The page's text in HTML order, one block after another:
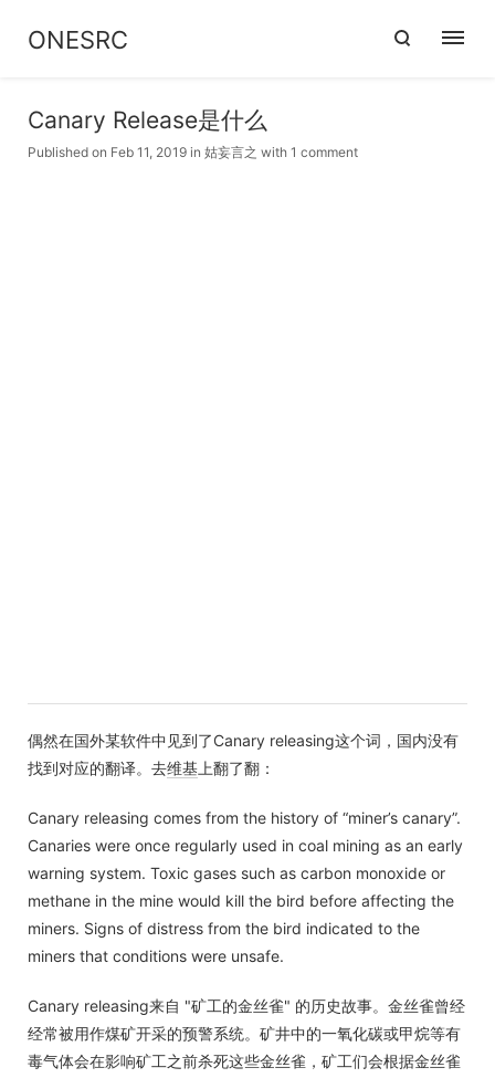
ONESRC
Canary Release是什么
Published on Feb 11, 2019 in 姑妄言之 with 1 comment
偶然在国外某软件中见到了Canary releasing这个词，国内没有
找到对应的翻译。去维基 上翻了翻：
Canary releasing comes from the history of “miner’s canary”.
Canaries were once regularly used in coal mining as an early
warning system. Toxic gases such as carbon monoxide or
methane in the mine would kill the bird before affecting the
miners. Signs of distress from the bird indicated to the
miners that conditions were unsafe.
Canary releasing来自 "矿工的金丝雀" 的历史故事。金丝雀曾经
经常被用作煤矿开采的预警系统。矿井中的一氧化碳或甲烷等有
毒气体会在影响矿工之前杀死这些金丝雀，矿工们会根据金丝雀